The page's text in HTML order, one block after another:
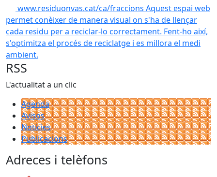
www.residuonvas.cat/ca/fraccions Aquest espai web
permet conèixer de manera visual on s'ha de llençar
cada residu per a reciclar-lo correctament. Fent-ho així,
s'optimitza el procés de reciclatge i es millora el medi
ambient.
RSS
L'actualitat a un clic
Agenda
Avisos
Notícies
Publicacions
Adreces i telèfons